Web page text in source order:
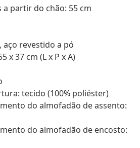
partir do chão: 55 cm
aço revestido a pó
x 37 cm (L x P x A)
tecido (100% poliéster)
do almofadão de assento:
do almofadão de encosto: